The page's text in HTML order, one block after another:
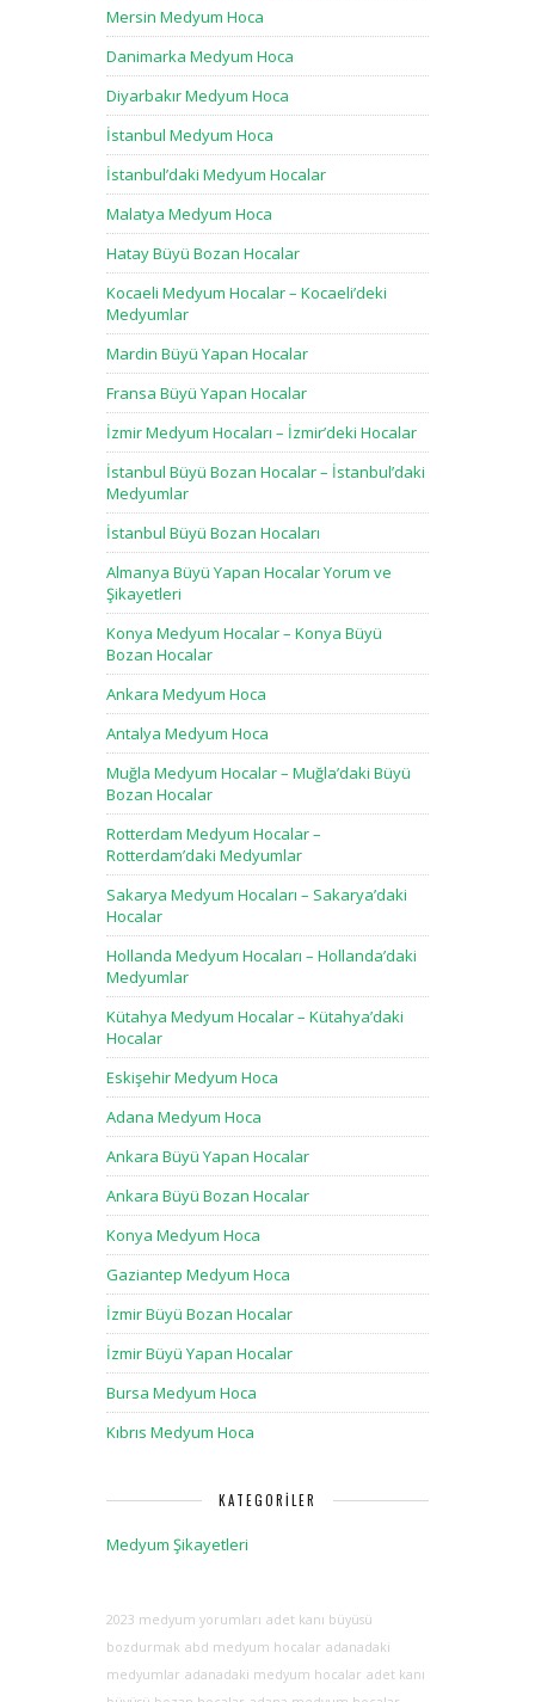
Mersin Medyum Hoca
Danimarka Medyum Hoca
Diyarbakır Medyum Hoca
İstanbul Medyum Hoca
İstanbul’daki Medyum Hocalar
Malatya Medyum Hoca
Hatay Büyü Bozan Hocalar
Kocaeli Medyum Hocalar – Kocaeli’deki
Medyumlar
Mardin Büyü Yapan Hocalar
Fransa Büyü Yapan Hocalar
İzmir Medyum Hocaları – İzmir’deki Hocalar
İstanbul Büyü Bozan Hocalar – İstanbul’daki
Medyumlar
İstanbul Büyü Bozan Hocaları
Almanya Büyü Yapan Hocalar Yorum ve
Şikayetleri
Konya Medyum Hocalar – Konya Büyü
Bozan Hocalar
Ankara Medyum Hoca
Antalya Medyum Hoca
Muğla Medyum Hocalar – Muğla’daki Büyü
Bozan Hocalar
Rotterdam Medyum Hocalar –
Rotterdam’daki Medyumlar
Sakarya Medyum Hocaları – Sakarya’daki
Hocalar
Hollanda Medyum Hocaları – Hollanda’daki
Medyumlar
Kütahya Medyum Hocalar – Kütahya’daki
Hocalar
Eskişehir Medyum Hoca
Adana Medyum Hoca
Ankara Büyü Yapan Hocalar
Ankara Büyü Bozan Hocalar
Konya Medyum Hoca
Gaziantep Medyum Hoca
İzmir Büyü Bozan Hocalar
İzmir Büyü Yapan Hocalar
Bursa Medyum Hoca
Kıbrıs Medyum Hoca
KATEGORILER
Medyum Şikayetleri
2023 medyum yorumları adet kanı büyüsü
bozdurmak abd medyum hocalar adanadaki
medyumlar adanadaki medyum hocalar adet kanı